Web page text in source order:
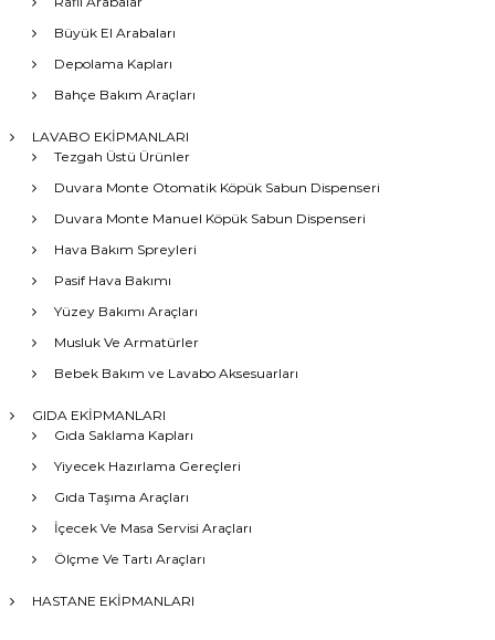
Büyük El Arabaları
Depolama Kapları
Bahçe Bakım Araçları
LAVABO EKİPMANLARI
Tezgah Üstü Ürünler
Duvara Monte Otomatik Köpük Sabun Dispenseri
Duvara Monte Manuel Köpük Sabun Dispenseri
Hava Bakım Spreyleri
Pasif Hava Bakımı
Yüzey Bakımı Araçları
Musluk Ve Armatürler
Bebek Bakım ve Lavabo Aksesuarları
GIDA EKİPMANLARI
Gıda Saklama Kapları
Yiyecek Hazırlama Gereçleri
Gıda Taşıma Araçları
İçecek Ve Masa Servisi Araçları
Ölçme Ve Tartı Araçları
HASTANE EKİPMANLARI